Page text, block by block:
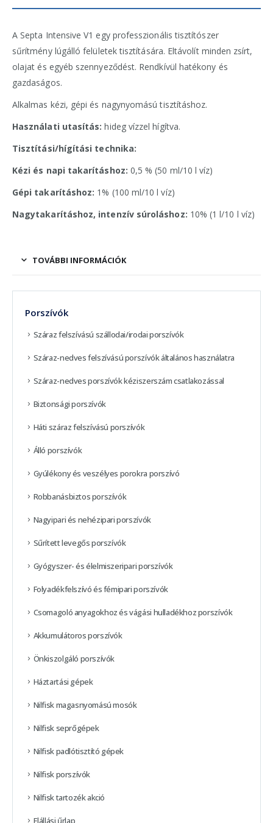
A Septa Intensive V1 egy professzionális tisztítószer
sűrítmény lúgálló felületek tisztítására. Eltávolít minden zsírt,
olajat és egyéb szennyeződést. Rendkívül hatékony és
gazdaságos.
Alkalmas kézi, gépi és nagynyomású tisztításhoz.
Használati utasítás: hideg vízzel hígítva.
Tisztítási/hígítási technika:
Kézi és napi takarításhoz: 0,5 % (50 ml/10 l víz)
Gépi takarításhoz: 1% (100 ml/10 l víz)
Nagytakarításhoz, intenzív súroláshoz: 10% (1 l/10 l víz)
TOVÁBBI INFORMÁCIÓK
Porszívók
Száraz felszívású szállodai/irodai porszívók
Száraz-nedves felszívású porszívók általános használatra
Száraz-nedves porszívók kéziszerszám csatlakozással
Biztonsági porszívók
Háti száraz felszívású porszívók
Álló porszívók
Gyúlékony és veszélyes porokra porszívó
Robbanásbiztos porszívók
Nagyipari és nehézipari porszívók
Sűrített levegős porszívók
Gyógyszer- és élelmiszeripari porszívók
Folyadékfelszívó és fémipari porszívók
Csomagoló anyagokhoz és vágási hulladékhoz porszívók
Akkumulátoros porszívók
Önkiszolgáló porszívók
Háztartási gépek
Nilfisk magasnyomású mosók
Nilfisk seprőgépek
Nilfisk padlótisztító gépek
Nilfisk porszívók
Nilfisk tartozék akció
Elállási űrlap